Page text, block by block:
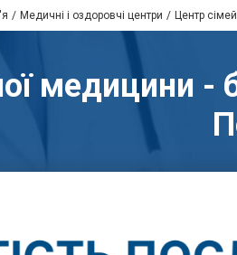
Медичні і оздоровчі центри Центр
медицини -